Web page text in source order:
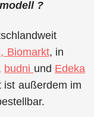
?
Biomarkt, in
budni und Edeka
ist außerdem im